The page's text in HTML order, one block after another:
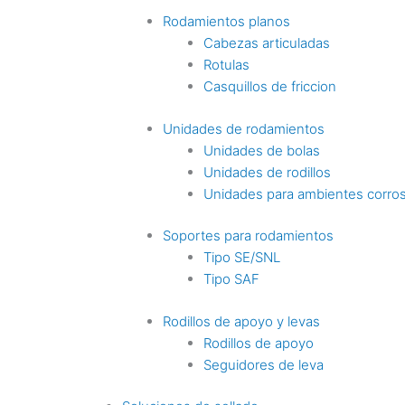
Rodamientos planos
Cabezas articuladas
Rotulas
Casquillos de friccion
Unidades de rodamientos
Unidades de bolas
Unidades de rodillos
Unidades para ambientes
Soportes para rodamientos
Tipo SE/SNL
Tipo SAF
Rodillos de apoyo y levas
Rodillos de apoyo
Seguidores de leva